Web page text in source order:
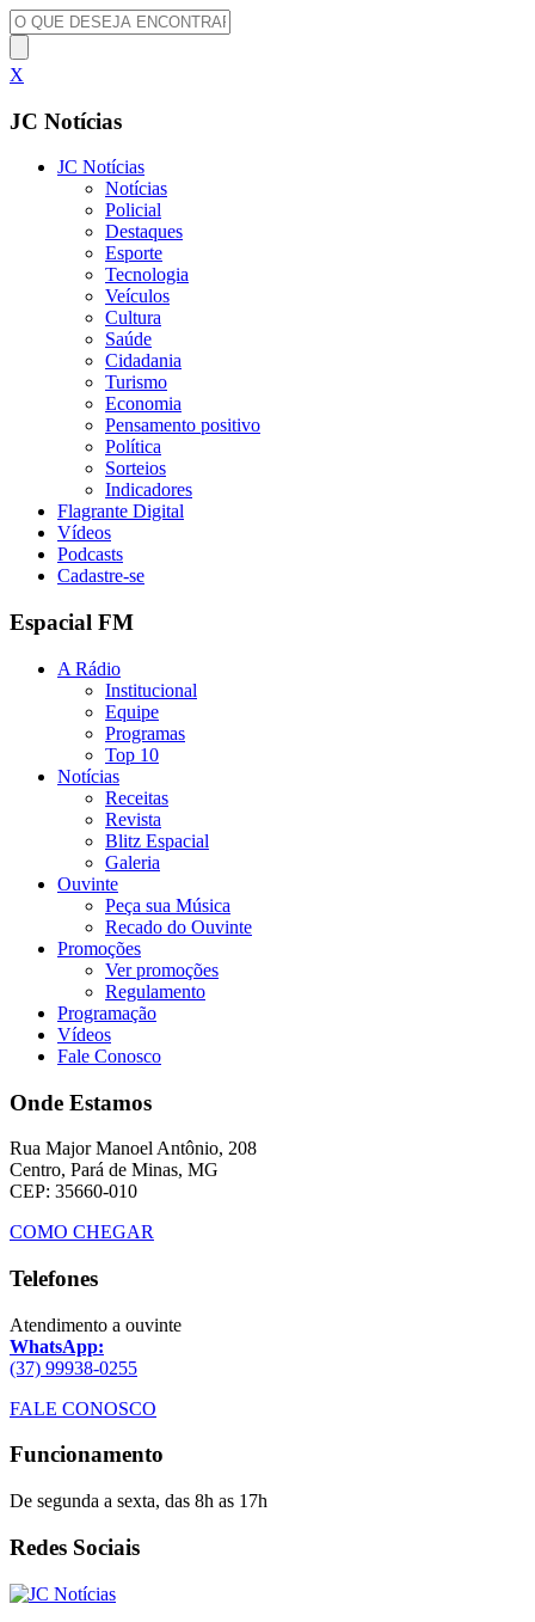
X
JC Notícias
JC Notícias
Notícias
Policial
Destaques
Esporte
Tecnologia
Veículos
Cultura
Saúde
Cidadania
Turismo
Economia
Pensamento positivo
Política
Sorteios
Indicadores
Flagrante Digital
Vídeos
Podcasts
Cadastre-se
Espacial FM
A Rádio
Institucional
Equipe
Programas
Top 10
Notícias
Receitas
Revista
Blitz Espacial
Galeria
Ouvinte
Peça sua Música
Recado do Ouvinte
Promoções
Ver promoções
Regulamento
Programação
Vídeos
Fale Conosco
Onde Estamos
Rua Major Manoel Antônio, 208
Centro, Pará de Minas, MG
CEP: 35660-010
COMO CHEGAR
Telefones
Atendimento a ouvinte
WhatsApp:
(37) 99938-0255
FALE CONOSCO
Funcionamento
De segunda a sexta, das 8h as 17h
Redes Sociais